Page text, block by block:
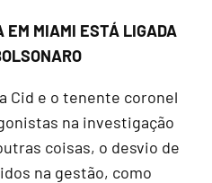
EM MIAMI ESTÁ LIGADA
Cid e o tenente coronel
na investigação
coisas, o desvio de
na gestão, como